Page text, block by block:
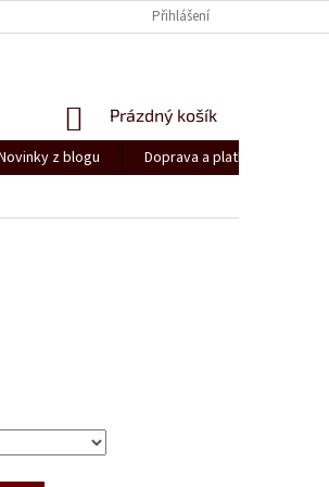
Přihlášení
NÁKUPNÍ
KOŠÍK
Prázdný košík
z blogu Doprava a platba